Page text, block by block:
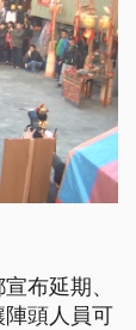
布延期、
頭人員可